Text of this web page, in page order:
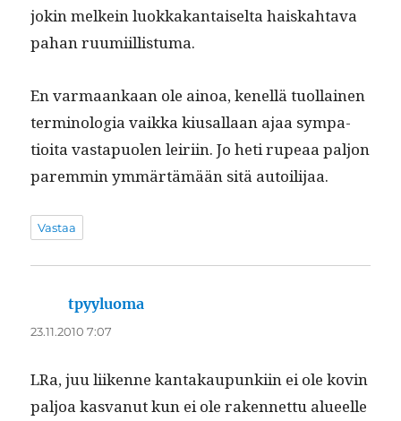
jokin melkein luokkakan­taiselta haiskah­ta­va
pahan ruumiillistuma.
En var­maankaan ole ain­oa, kenel­lä tuol­lainen
ter­mi­nolo­gia vaik­ka kiusal­laan ajaa sym­pa­
tioi­ta vastapuolen leiri­in. Jo heti rupeaa paljon
parem­min ymmärtämään sitä autoilijaa.
Vastaa
tpyyluoma
23.11.2010 7:07
LRa, juu liikenne kan­takaupunki­in ei ole kovin
paljoa kas­vanut kun ei ole raken­net­tu alueelle